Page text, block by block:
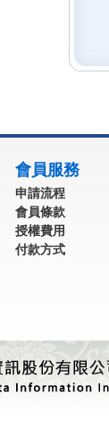
會員服務
申請流程
會員條款
授權費用
付款方式